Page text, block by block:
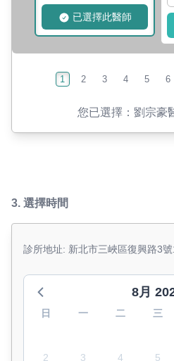
已選擇此醫師
1 2 3 4 5 6
您已選擇： 劉宗豪
3. 選擇時間
診所地址: 新北市三峽區復興路3
8月
日 一 二 三
2
3 4 5